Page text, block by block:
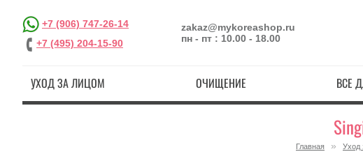
+7 (906) 747-26-14
+7 (495) 204-15-90
zakaz@mykoreashop.ru
пн - пт : 10.00 - 18.00
УХОД ЗА ЛИЦОМ ОЧИЩЕНИЕ ВСЕ
Главная » Уход